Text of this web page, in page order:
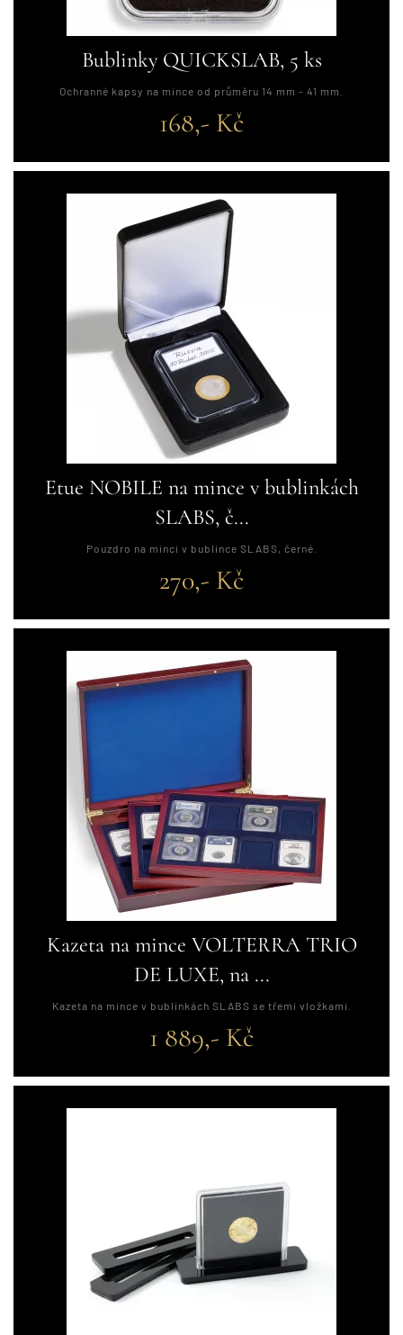
Bublinky QUICKSLAB, 5 ks
Ochranné kapsy na mince od průměru 14 mm - 41 mm.
168,- Kč
Etue NOBILE na mince v bublinkách
SLABS, č...
Pouzdro na minci v bublince SLABS, černé.
270,- Kč
Kazeta na mince VOLTERRA TRIO
DE LUXE, na ...
Kazeta na mince v bublinkách SLABS se třemi vložkami.
1 889,- Kč